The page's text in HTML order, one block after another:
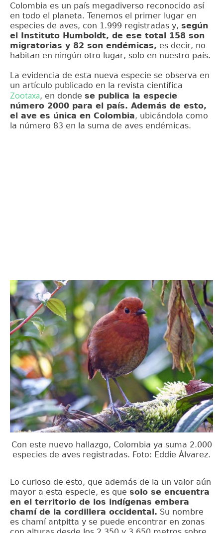
Colombia es un país megadiverso reconocido así
en todo el planeta. Tenemos el primer lugar en
especies de aves, con 1.999 registradas y, según
el Instituto Humboldt, de ese total 158 son
migratorias y 82 son endémicas, es decir, no
habitan en ningún otro lugar, solo en nuestro país.
La evidencia de esta nueva especie se observa en
un artículo publicado en la revista científica
Zootaxa, en donde se publica la especie
número 2000 para el país. Además de esto,
el ave es única en Colombia, ubicándola como
la número 83 en la suma de aves endémicas.
Con este nuevo hallazgo, Colombia ya suma 2.000
especies de aves registradas. Foto: Eddie Álvarez.
Lo curioso de esto, que además de la un valor aún
mayor a esta especie, es que solo se encuentra
en el territorio de los indígenas embera
chamí de la cordillera occidental. Su nombre
es chamí antpitta y se puede encontrar en zonas